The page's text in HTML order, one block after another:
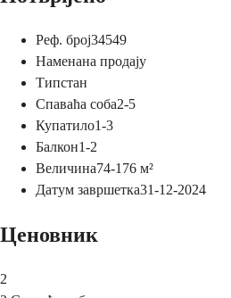
Реф. број34549
Наменана продају
Типстан
Спаваћа соба2-5
Купатило1-3
Балкон1-2
Величина74-176 м²
Датум завршетка31-12-2024
Ценовник
2